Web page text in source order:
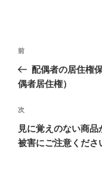
投
ナ
ゲ
ー
シ
過
去
の
稿
前
配偶者の居住権
偶者居住権）
次
の
投
次
見に覚えのない商
被害にご注意くださ